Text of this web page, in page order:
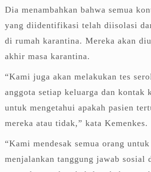
Dia menambahkan bahwa semua
yang diidentifikasi telah diisolasi
di rumah karantina. Mereka akan
akhir masa karantina.
“Kami juga akan melakukan tes
anggota setiap keluarga dan kontak
untuk mengetahui apakah pasien
mereka atau tidak,” kata Kemenkes.
“Kami mendesak semua orang
menjalankan tanggung jawab sosial